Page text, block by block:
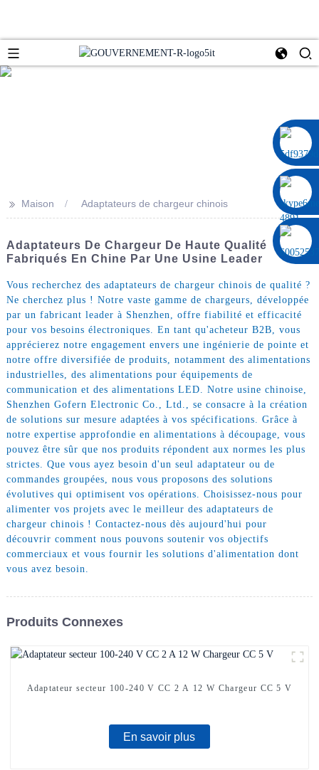
>> Maison Adaptateurs de chargeur chinois
Adaptateurs De Chargeur De Haute Qualité
Fabriqués En Chine Par Une Usine Leader
Vous recherchez des adaptateurs de chargeur chinois de qualité ?
Ne cherchez plus ! Notre vaste gamme de chargeurs, développée
par un fabricant leader à Shenzhen, offre fiabilité et efficacité
pour vos besoins électroniques. En tant qu'acheteur B2B, vous
apprécierez notre engagement envers une ingénierie de pointe et
notre offre diversifiée de produits, notamment des alimentations
industrielles, des alimentations pour équipements de
communication et des alimentations LED. Notre usine chinoise,
Shenzhen Gofern Electronic Co., Ltd., se consacre à la création
de solutions sur mesure adaptées à vos spécifications. Grâce à
notre expertise approfondie en alimentations à découpage, vous
pouvez être sûr que nos produits répondent aux normes les plus
strictes. Que vous ayez besoin d'un seul adaptateur ou de
commandes groupées, nous vous proposons des solutions
évolutives qui optimisent vos opérations. Choisissez-nous pour
alimenter vos projets avec le meilleur des adaptateurs de
chargeur chinois ! Contactez-nous dès aujourd'hui pour
découvrir comment nous pouvons soutenir vos objectifs
commerciaux et vous fournir les solutions d'alimentation dont
vous avez besoin.
Produits Connexes
Adaptateur secteur 100-240 V CC 2 A 12 W Chargeur CC 5 V
En savoir plus